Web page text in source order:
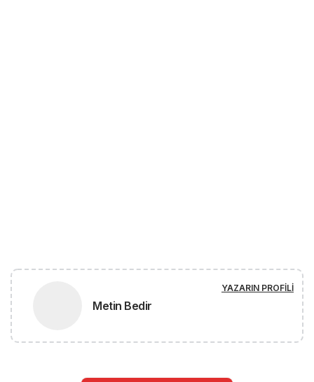
Metin Bedir
YAZARIN PROFILI